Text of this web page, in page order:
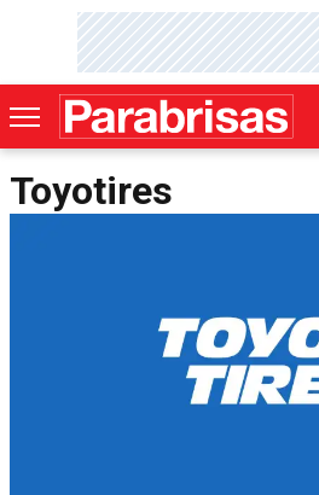
Toyotires